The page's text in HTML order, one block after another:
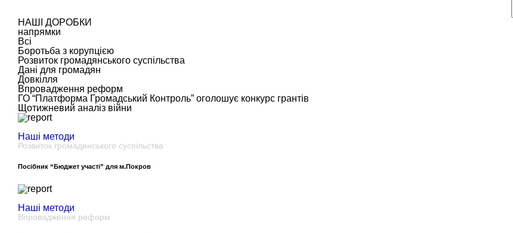
НАШІ ДОРОБКИ
напрямки
Всі
Боротьба з корупцією
Розвиток громадянського суспільства
Дані для громадян
Довкілля
Впровадження реформ
ГО “Платформа Громадський Контроль” оголошує конкурс грантів
Щотижневий аналіз війни
Наші методи
Розвиток громадянського суспільства
Посібник “Бюджет участі” для м.Покров
Наші методи
Впровадження реформ